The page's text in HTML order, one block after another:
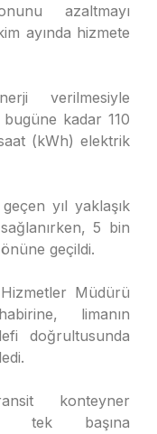
azaltmayı
ayında hizmete
verilmesiyle
bugüne kadar 110
(kWh) elektrik
geçen yıl yaklaşık
5 bin
geçildi.
Müdürü
limanın
doğrultusunda
konteyner
tek başına